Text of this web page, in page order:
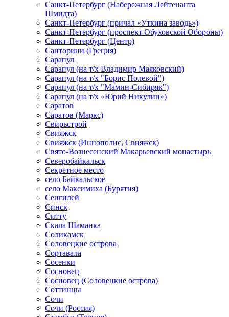
Санкт-Петербург (Набережная Лейтенанта
Шмидта)
Санкт-Петербург (причал «Уткина заводь»)
Санкт-Петербург (проспект Обуховской Обороны)
Санкт-Петербург (Центр)
Санторини (Греция)
Сарапул
Сарапул (на т/х Владимир Маяковский)
Сарапул (на т/х "Борис Полевой")
Сарапул (на т/х "Мамин-Сибиряк")
Сарапул (на т/х «Юрий Никулин»)
Саратов
Саратов (Маркс)
Свирьстрой
Свияжск
Свияжск (Иннополис, Свияжск)
Свято-Вознесенский Макарьевский монастырь
Северобайкальск
Секретное место
село Байкальское
село Максимиха (Бурятия)
Сенгилей
Синск
Ситту
Скала Шаманка
Соликамск
Соловецкие острова
Сортавала
Сосенки
Сосновец
Сосновец (Соловецкие острова)
Соттинцы
Сочи
Сочи (Россия)